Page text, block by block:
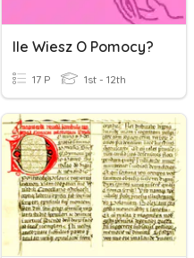
Ile Wiesz O Pomocy?
17 P 1st - 12th